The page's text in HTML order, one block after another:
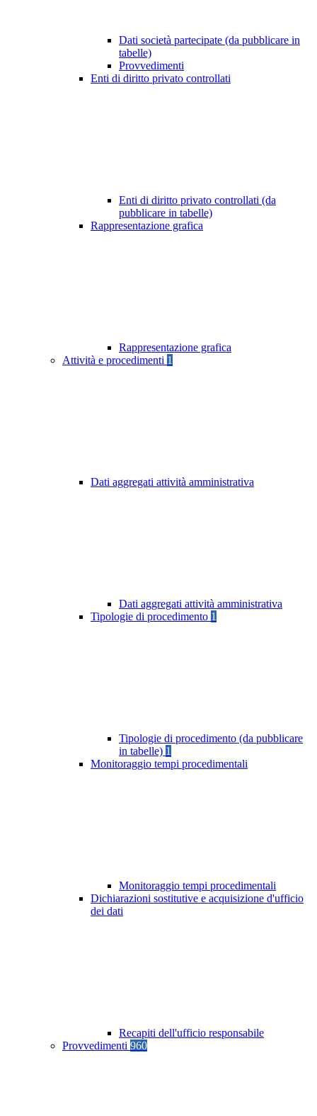
Dati società partecipate (da pubblicare in
tabelle)
Provvedimenti
Enti di diritto privato controllati
Enti di diritto privato controllati (da
pubblicare in tabelle)
Rappresentazione grafica
Rappresentazione grafica
Attività e procedimenti 1
Dati aggregati attività amministrativa
Dati aggregati attività amministrativa
Tipologie di procedimento 1
Tipologie di procedimento (da pubblicare
in tabelle) 1
Monitoraggio tempi procedimentali
Monitoraggio tempi procedimentali
Dichiarazioni sostitutive e acquisizione d'ufficio
dei dati
Recapiti dell'ufficio responsabile
Provvedimenti 960